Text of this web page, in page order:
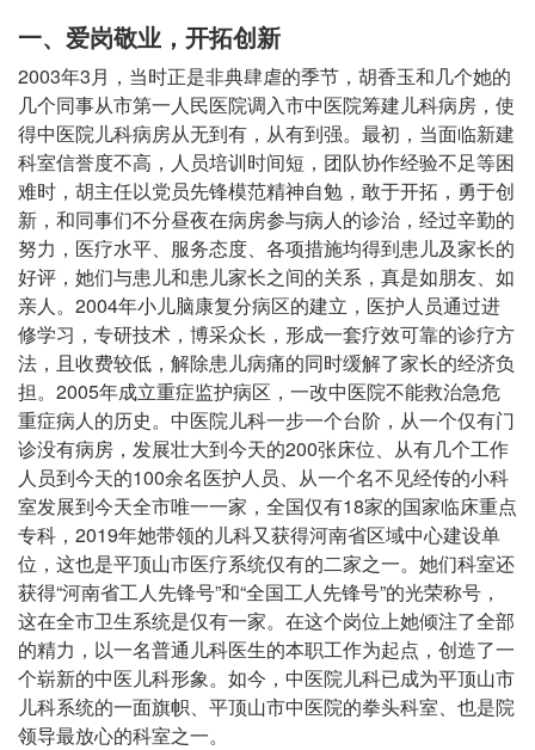
一、爱岗敬业，开拓创新
2003年3月，当时正是非典肆虐的季节，胡香玉和几个她的
几个同事从市第一人民医院调入市中医院筹建儿科病房，使
得中医院儿科病房从无到有，从有到强。最初，当面临新建
科室信誉度不高，人员培训时间短，团队协作经验不足等困
难时，胡主任以党员先锋模范精神自勉，敢于开拓，勇于创
新，和同事们不分昼夜在病房参与病人的诊治，经过辛勤的
努力，医疗水平、服务态度、各项措施均得到患儿及家长的
好评，她们与患儿和患儿家长之间的关系，真是如朋友、如
亲人。2004年小儿脑康复分病区的建立，医护人员通过进
修学习，专研技术，博采众长，形成一套疗效可靠的诊疗方
法，且收费较低，解除患儿病痛的同时缓解了家长的经济负
担。2005年成立重症监护病区，一改中医院不能救治急危
重症病人的历史。中医院儿科一步一个台阶，从一个仅有门
诊没有病房，发展壮大到今天的200张床位、从有几个工作
人员到今天的100余名医护人员、从一个名不见经传的小科
室发展到今天全市唯一一家，全国仅有18家的国家临床重点
专科，2019年她带领的儿科又获得河南省区域中心建设单
位，这也是平顶山市医疗系统仅有的二家之一。她们科室还
获得“河南省工人先锋号”和“全国工人先锋号”的光荣称号，
这在全市卫生系统是仅有一家。在这个岗位上她倾注了全部
的精力，以一名普通儿科医生的本职工作为起点，创造了一
个崭新的中医儿科形象。如今，中医院儿科已成为平顶山市
儿科系统的一面旗帜、平顶山市中医院的拳头科室、也是院
领导最放心的科室之一。